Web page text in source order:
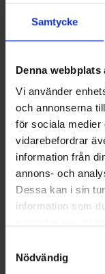
Samtycke
Denna webbplats
Vi använder
och annonserna
för sociala medier
vidarebefordrar
information från
annons- och
Dessa kan i sin
information som
Nödvändig
vatsanosa
Joustava takaosa
housujen
Kaksi sivutaskua,
vetoketjulla ja
alaosaa
ajaksi.
takaamiseksi.
Vanu 160g.
Fluorivapaa
Kokotaulukko
Arvostelut
Saatat myös